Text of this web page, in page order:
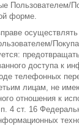
Пользователем/
форме.
доступа к
телефонных
лицам, не
отношения к
4 ст. 16